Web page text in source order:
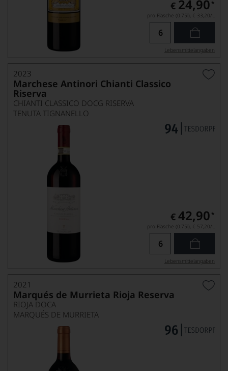
€ 24,90 *
pro Flasche (0.75l), € 33,20/L
Lebensmittel­angaben
2023
Marchese Antinori Chianti Classico
Riserva
CHIANTI CLASSICO DOCG RISERVA
TENUTA TIGNANELLO
€ 42,90 *
pro Flasche (0.75l), € 57,20/L
Lebensmittel­angaben
2021
Marqués de Murrieta Rioja Reserva
RIOJA DOCA
MARQUÉS DE MURRIETA